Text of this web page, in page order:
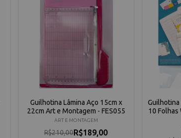
Guilhotina Lâmina Aço 15cm x
22cm Art e Montagem - FES055
ART E MONTAGEM
R$210,00R$189,00
Guilhotina
10 Folhas